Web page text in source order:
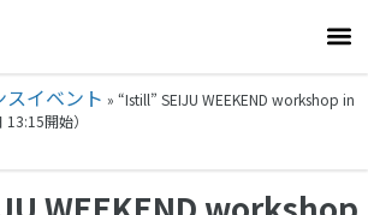
スイベント » “Istill” SEIJU WEEKEND workshop in
開始）